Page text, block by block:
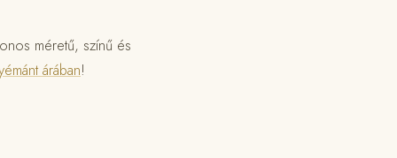
méretű, színű és
árában!